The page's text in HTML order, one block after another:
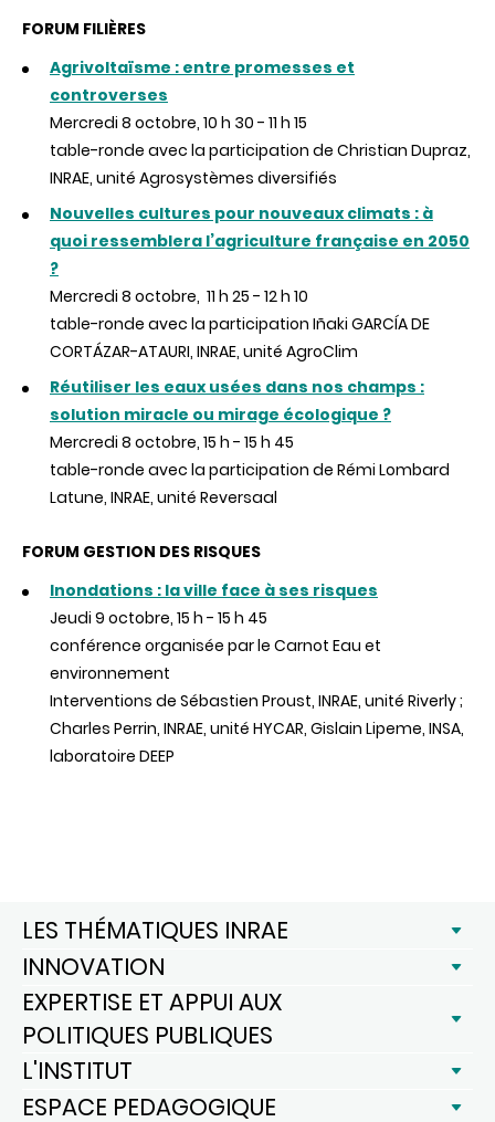
FORUM FILIÈRES
Agrivoltaïsme : entre promesses et
controverses
Mercredi 8 octobre, 10 h 30 - 11 h 15
table-ronde avec la participation de Christian Dupraz,
INRAE, unité Agrosystèmes diversifiés
Nouvelles cultures pour nouveaux climats : à
quoi ressemblera l’agriculture française en 2050
?
Mercredi 8 octobre, 11 h 25 - 12 h 10
table-ronde avec la participation Iñaki GARCÍA DE
CORTÁZAR-ATAURI, INRAE, unité AgroClim
Réutiliser les eaux usées dans nos champs :
solution miracle ou mirage écologique ?
Mercredi 8 octobre, 15 h - 15 h 45
table-ronde avec la participation de Rémi Lombard
Latune, INRAE, unité Reversaal
FORUM GESTION DES RISQUES
Inondations : la ville face à ses risques
Jeudi 9 octobre, 15 h - 15 h 45
conférence organisée par le Carnot Eau et
environnement
Interventions de Sébastien Proust, INRAE, unité Riverly ;
Charles Perrin, INRAE, unité HYCAR, Gislain Lipeme, INSA,
laboratoire DEEP
LES THÉMATIQUES INRAE
INNOVATION
EXPERTISE ET APPUI AUX
POLITIQUES PUBLIQUES
L'INSTITUT
ESPACE PEDAGOGIQUE